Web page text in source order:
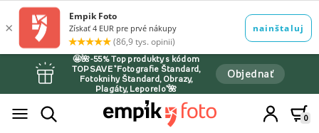
🤩🌺-55% Top produkty s kódom
TOPSAVE *Fotografie Štandard,
Fotoknihy Štandard, Obrazy,
Plagáty, Leporelo*🌺
Objednať
0